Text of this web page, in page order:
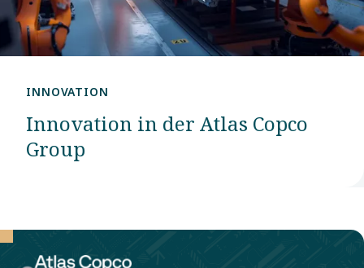
INNOVATION
Innovation in der Atlas Copco
Group